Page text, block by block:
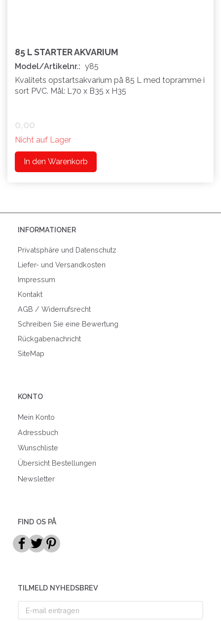
85 L STARTER AKVARIUM
Model/Artikelnr.: y85
Kvalitets opstartsakvarium på 85 L med topramme i
sort PVC. Mål: L70 x B35 x H35
0,00
Nicht auf Lager
In den Warenkorb
INFORMATIONER
Privatsphäre und Datenschutz
Liefer- und Versandkosten
Impressum
Kontakt
AGB / Widerrufsrecht
Schreiben Sie eine Bewertung
Rückgabenachricht
SiteMap
KONTO
Mein Konto
Adressbuch
Wunschliste
Übersicht Bestellungen
Newsletter
FIND OS PÅ
TILMELD NYHEDSBREV
mail